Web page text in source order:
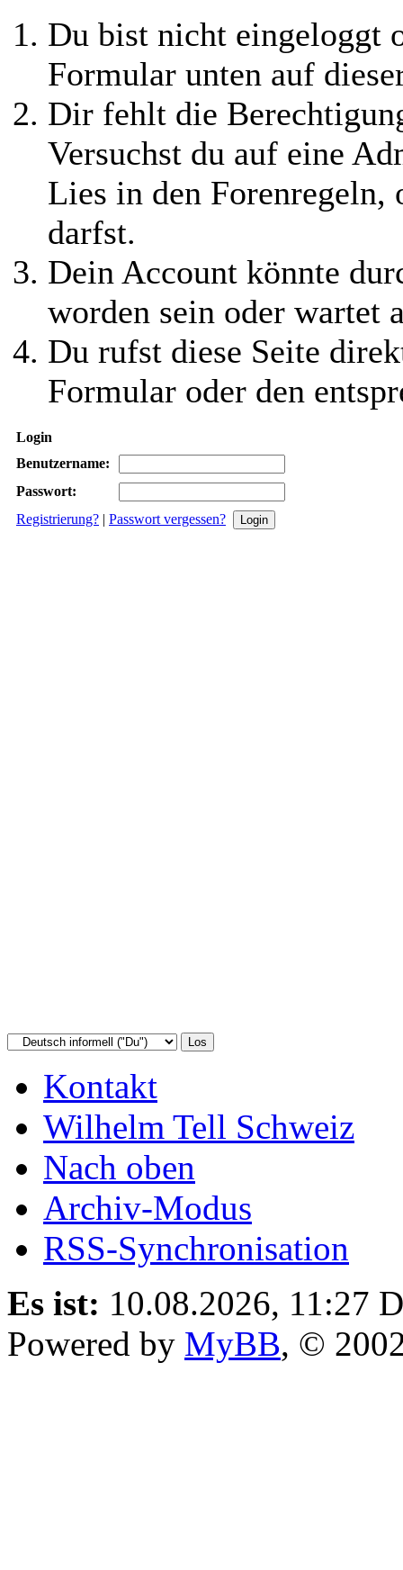
Du bist nicht eingeloggt
Formular unten auf
Dir fehlt die
Versuchst du auf eine
Lies in den Forenregeln,
darfst.
Dein Account könnte
worden sein oder wartet
Du rufst diese Seite
Formular oder den
Login
Benutzername:
Passwort:
Registrierung? | Passwort vergessen?
Kontakt
Wilhelm Tell Schweiz
Nach oben
Archiv-Modus
RSS-Synchronisation
Es ist: 10.08.2026, 11:27
Powered by MyBB, ©